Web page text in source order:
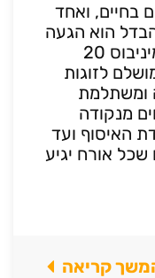
בחיים, ואחד
הוא הגעה
מסודרת ונוחה של המוזמנים. מיניבוס 20
לזוגות
ומשתלמת
של עד 20 אורחים מנקודה
האיסוף ועד
שכל אורח יגיע
קריאה